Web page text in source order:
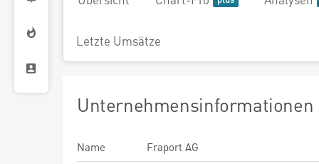
Letzte Umsätze
Unternehmensinformationen
Name Fraport AG